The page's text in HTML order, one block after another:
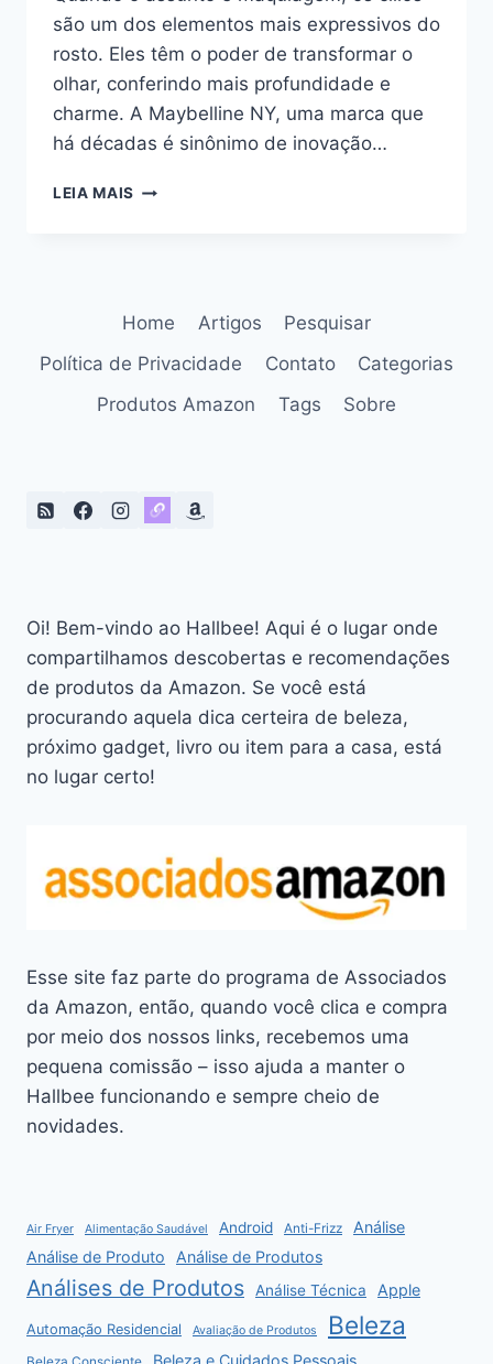
são um dos elementos mais expressivos do
rosto. Eles têm o poder de transformar o
olhar, conferindo mais profundidade e
charme. A Maybelline NY, uma marca que
há décadas é sinônimo de inovação…
LEIA MAIS DÊ
OLHAR
A
MÁSCARA
VOLUM’
Home Artigos
Pesquisar
Política de Privacidade
Contato
Categorias
Produtos Amazon
Tags Sobre
Oi! Bem-vindo ao Hallbee! Aqui é o lugar onde
compartilhamos descobertas e recomendações
de produtos da Amazon. Se você está
procurando aquela dica certeira de beleza,
próximo gadget, livro ou item para a casa, está
no lugar certo!
Esse site faz parte do programa de Associados
da Amazon, então, quando você clica e compra
por meio dos nossos links, recebemos uma
pequena comissão – isso ajuda a manter o
Hallbee funcionando e sempre cheio de
novidades.
Air Fryer Alimentação Saudável Android Anti-Frizz
Análise
Análise de Produto
Análise de Produtos
Análises de Produtos Análise Técnica Apple
Automação Residencial Avaliação de Produtos Beleza